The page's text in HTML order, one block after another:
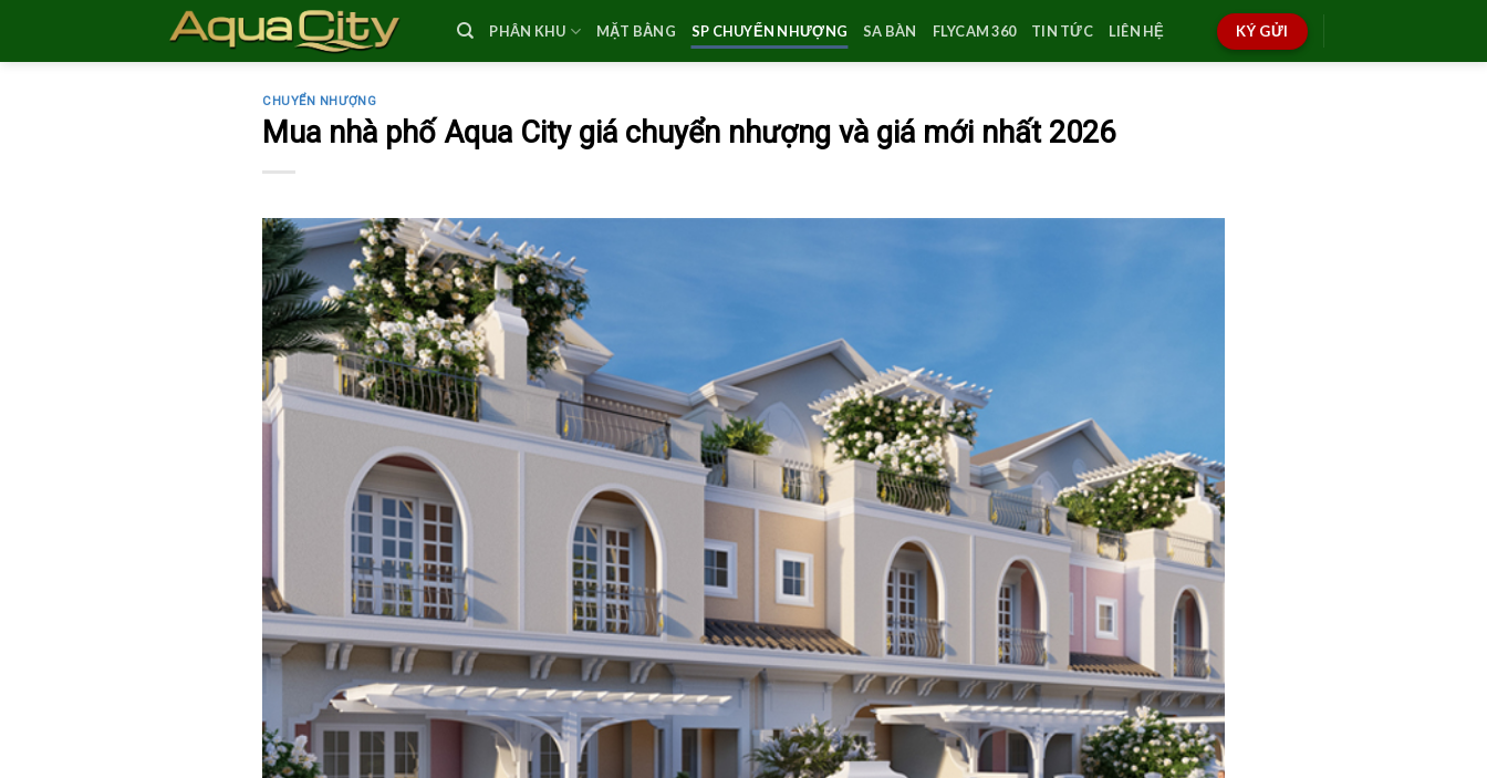
content
PHÂN KHU MẶT BẰNG SP CHUYỂN NHƯỢNG SA BÀN FLYCAM 360 TIN TỨC LIÊN HỆ KÝ GỬI
CHUYỂN NHƯỢNG
Mua nhà phố Aqua City giá chuyển nhượng và giá mới nhất 2026